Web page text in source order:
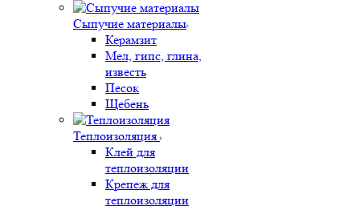
Сыпучие материалы
Керамзит
Мел, гипс, глина,
известь
Песок
Щебень
Теплоизоляция
Клей для
теплоизоляции
Крепеж для
теплоизоляции